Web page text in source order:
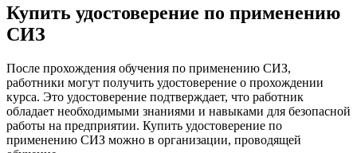
Купить удостоверение по применению
СИЗ
После прохождения обучения по применению СИЗ,
работники могут получить удостоверение о прохождении
курса. Это удостоверение подтверждает, что работник
обладает необходимыми знаниями и навыками для безопасной
работы на предприятии. Купить удостоверение по
применению СИЗ можно в организации, проводящей